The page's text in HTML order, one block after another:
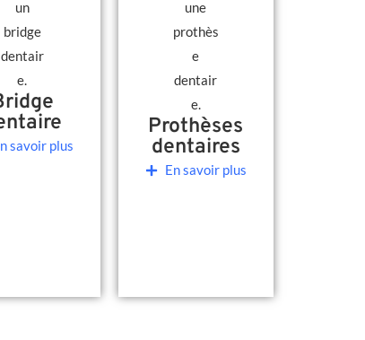
savoir plus
Prothèses
dentaires
En savoir plus